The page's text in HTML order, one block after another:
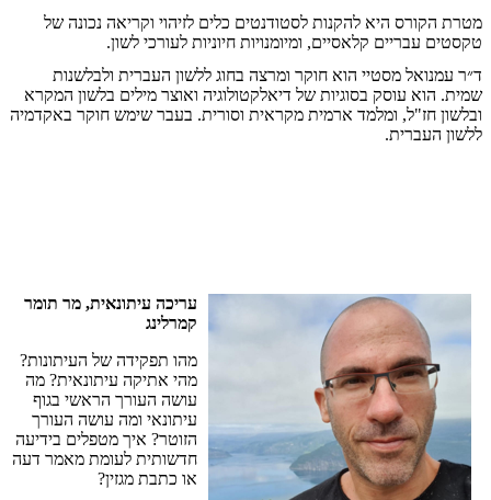
מטרת הקורס היא להקנות לסטודנטים כלים לזיהוי וקריאה נכונה של
טקסטים עבריים קלאסיים, ומיומנויות חיוניות לעורכי לשון.
ד״ר עמנואל מסטיי הוא חוקר ומרצה בחוג ללשון העברית ולבלשנות
שמית. הוא עוסק בסוגיות של דיאלקטולוגיה ואוצר מילים בלשון המקרא
ובלשון חז"ל, ומלמד ארמית מקראית וסורית. בעבר שימש חוקר באקדמיה
ללשון העברית.
עריכה עיתונאית, מר תומר
קמרלינג
מהו תפקידה של העיתונות?
מהי אתיקה עיתונאית? מה
עושה העורך הראשי בגוף
עיתונאי ומה עושה העורך
הזוטר? איך מטפלים בידיעה
חדשותית לעומת מאמר דעה
או כתבת מגזין?